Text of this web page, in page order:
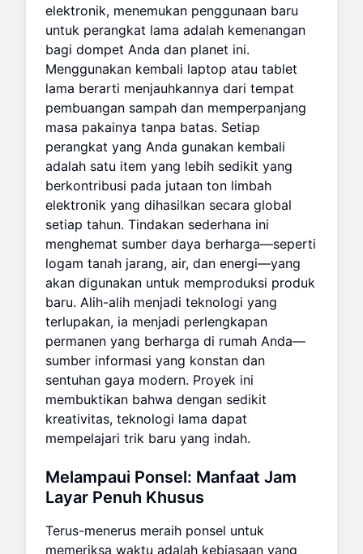
elektronik, menemukan penggunaan baru
untuk perangkat lama adalah kemenangan
bagi dompet Anda dan planet ini.
Menggunakan kembali laptop atau tablet
lama berarti menjauhkannya dari tempat
pembuangan sampah dan memperpanjang
masa pakainya tanpa batas. Setiap
perangkat yang Anda gunakan kembali
adalah satu item yang lebih sedikit yang
berkontribusi pada jutaan ton limbah
elektronik yang dihasilkan secara global
setiap tahun. Tindakan sederhana ini
menghemat sumber daya berharga—seperti
logam tanah jarang, air, dan energi—yang
akan digunakan untuk memproduksi produk
baru. Alih-alih menjadi teknologi yang
terlupakan, ia menjadi perlengkapan
permanen yang berharga di rumah Anda—
sumber informasi yang konstan dan
sentuhan gaya modern. Proyek ini
membuktikan bahwa dengan sedikit
kreativitas, teknologi lama dapat
mempelajari trik baru yang indah.
Melampaui Ponsel: Manfaat Jam
Layar Penuh Khusus
Terus-menerus meraih ponsel untuk
memeriksa waktu adalah kebiasaan yang